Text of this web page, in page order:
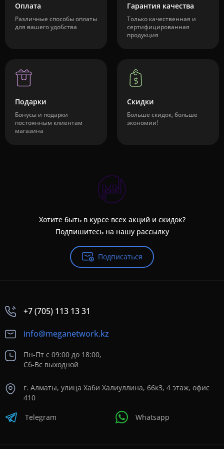
Оплата
Различные способы оплаты
для вашего удобства
Гарантия качества
Только качественная и
сертифицированная
продукция
Подарки
Бонусы и подарки
постоянным клиентам
магазина
Скидки
Больше скидок, больше
экономии!
Хотите быть в курсе всех акций и скидок?
Подпишитесь на нашу рассылку
Подписаться
+7 (705) 113 13 31
info@meganetwork.kz
Пн-Пт с 09:00 до 18:00,
Сб-Вс выходной
г. Алматы, улица Хаби Халиуллина, 66кЗ, 4 этаж, офис
410
Telegram Whatsapp